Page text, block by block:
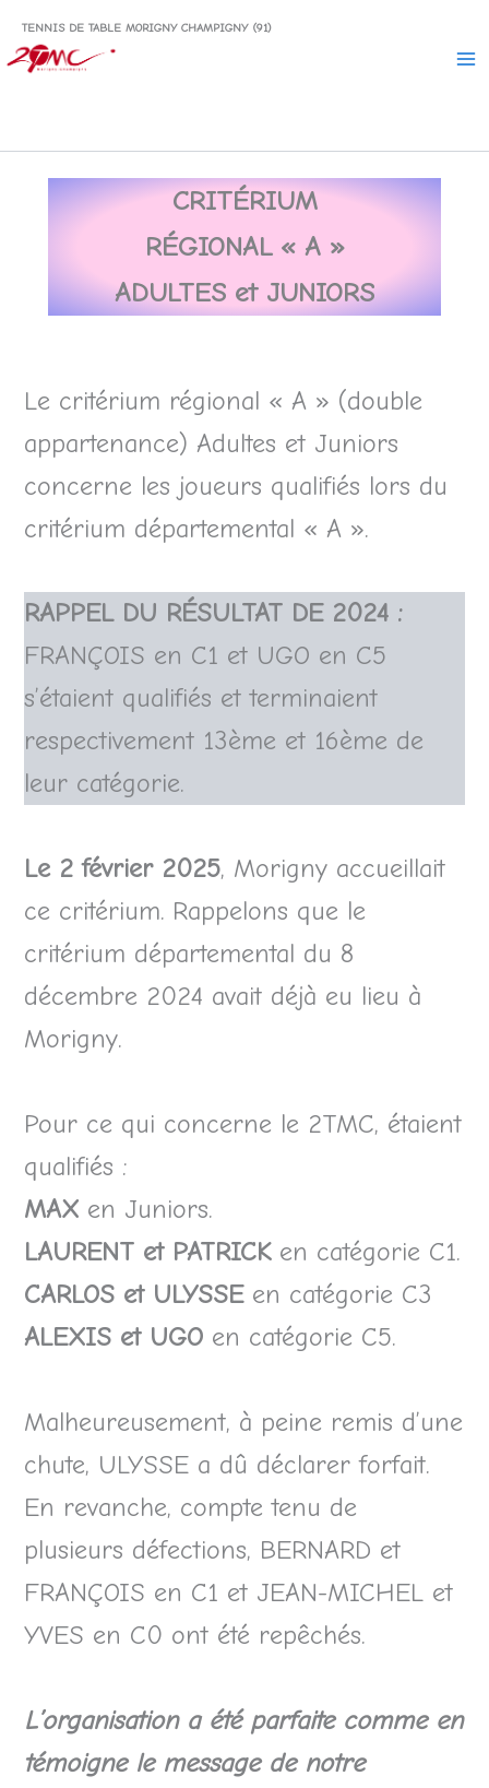
contenu
TENNIS DE TABLE MORIGNY CHAMPIGNY (91)
CRITÉRIUM
RÉGIONAL « A »
ADULTES et JUNIORS
Le critérium régional « A » (double
appartenance) Adultes et Juniors
concerne les joueurs qualifiés lors du
critérium départemental « A ».
RAPPEL DU RÉSULTAT DE 2024 :
FRANÇOIS en C1 et UGO en C5
s’étaient qualifiés et terminaient
respectivement 13ème et 16ème de
leur catégorie.
Le 2 février 2025, Morigny accueillait
ce critérium. Rappelons que le
critérium départemental du 8
décembre 2024 avait déjà eu lieu à
Morigny.
Pour ce qui concerne le 2TMC, étaient
qualifiés :
MAX en Juniors.
LAURENT et PATRICKen catégorie C1.
CARLOS et ULYSSE en catégorie C3
ALEXIS et UGO en catégorie C5.
Malheureusement, à peine remis d’une
chute, ULYSSE a dû déclarer forfait.
En revanche, compte tenu de
plusieurs défections, BERNARD et
FRANÇOIS en C1 et JEAN-MICHEL et
YVES en C0 ont été repêchés.
L’organisation a été parfaite comme en
témoigne le message de notre